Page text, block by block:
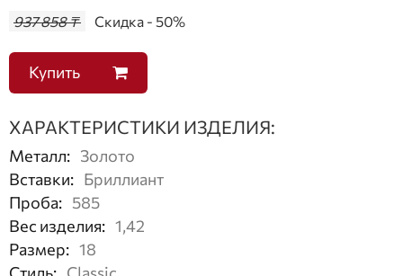
937 858 ₸ Скидка - 50%
Купить
ХАРАКТЕРИСТИКИ ИЗДЕЛИЯ:
Металл: Золото
Вставки: Бриллиант
Проба: 585
Вес изделия: 1,42
Размер: 18
Стиль: Classic